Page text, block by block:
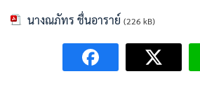
นางณภัทร ชื่นอาราย์ (226 kB)